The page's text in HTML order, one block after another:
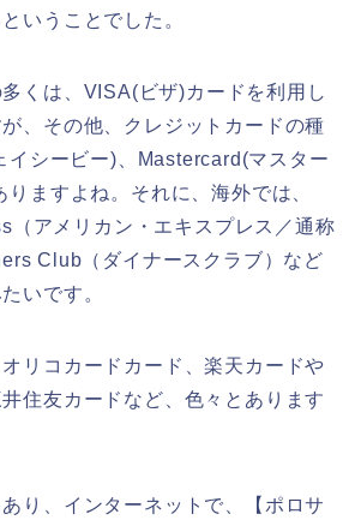
いうことでした。
くは、VISA(ビザ)カードを利用し
、その他、クレジットカードの種
イシービー)、Mastercard(マスター
りますよね。それに、海外では、
（アメリカン・エキスプレス／通称
Club（ダイナースクラブ）など
いです。
リコカードカード、楽天カードや
住友カードなど、色々とあります
り、インターネットで、【ポロサ